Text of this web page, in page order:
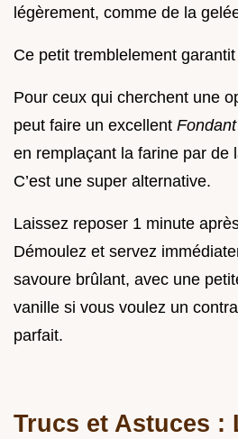
légèrement, comme de la
Ce petit tremblelement
Pour ceux qui cherchent une
peut faire un excellent
en remplaçant la farine par de
C’est une super alternative.
Laissez reposer 1 minute
Démoulez et servez
savoure brûlant, avec une
vanille si vous voulez un
parfait.
Trucs et Astuces :